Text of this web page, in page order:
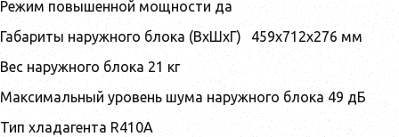
Режим повышенной мощности да
Габариты наружного блока (ВхШхГ)
459x712x276мм
Вес наружного блока 21 кг
Максимальный уровень шума наружного блока 49 дБ
Тип хладагента R410A